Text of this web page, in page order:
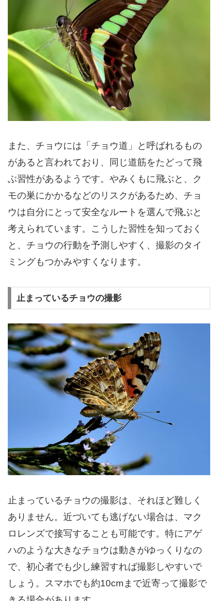
また、チョウには「チョウ道」と呼ばれるもの
があると言われており、同じ道筋をたどって飛
ぶ習性があるようです。やみくもに飛ぶと、ク
モの巣にかかるなどのリスクがあるため、チョ
ウは自分にとって安全なルートを選んで飛ぶと
考えられています。こうした習性を知っておく
と、チョウの行動を予測しやすく、撮影のタイ
ミングもつかみやすくなります。
止まっているチョウの撮影
止まっているチョウの撮影は、それほど難しく
ありません。近づいても逃げない場合は、マク
ロレンズで接写することも可能です。特にアゲ
ハのような大きなチョウは動きがゆっくりなの
で、初心者でも少し練習すれば撮影しやすいで
しょう。スマホでも約10cmまで近寄って撮影で